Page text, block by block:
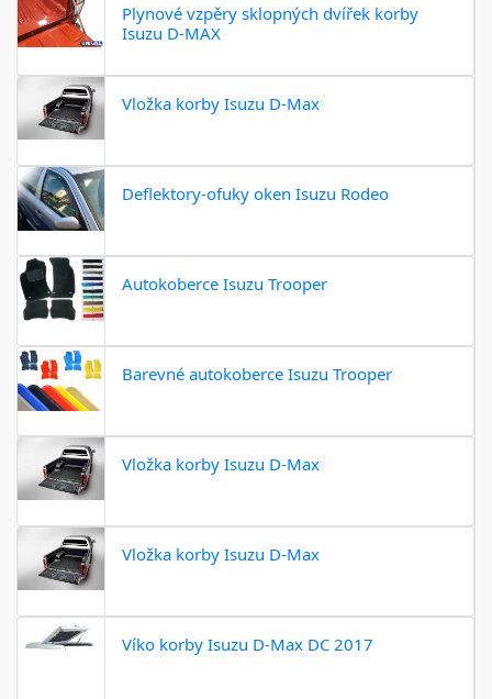
Plynové vzpěry sklopných dvířek korby
Isuzu D-MAX
Vložka korby Isuzu D-Max
Deflektory-ofuky oken Isuzu Rodeo
Autokoberce Isuzu Trooper
Barevné autokoberce Isuzu Trooper
Vložka korby Isuzu D-Max
Vložka korby Isuzu D-Max
Víko korby Isuzu D-Max DC 2017